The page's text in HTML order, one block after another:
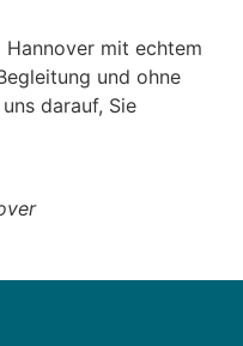
Hannover mit echtem
und ohne
darauf, Sie